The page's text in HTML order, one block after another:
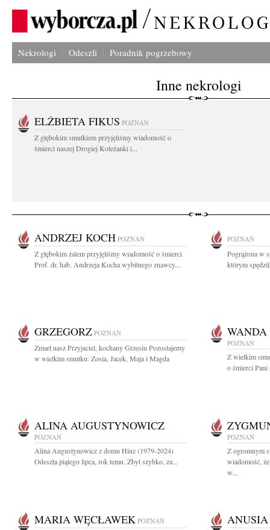
Nekrologi Odeszli Poradnik pogrzebowy
Inne nekrologi
ELŻBIETA FIKUS POZNAŃ
Z głębokim smutkiem przyjęliśmy wiadomość o
śmierci naszej Drogiej Koleżanki i...
ANDRZEJ KOCH POZNAŃ
Z głębokim żalem przyjęliśmy wiadomość o śmierci
Prof. dr. hab. Andrzeja Kocha wybitnego znawcy...
POZNAŃ
Pogrążona w
którym
GRZEGORZ POZNAŃ
Zmarł nasz Przyjaciel, kochany Grzesiu Pozostajemy
w wielkim smutku: Zosia, Jacek, Maja i Magda
POZNAŃ
Z wielkim
o śmierci
ALINA AUGUSTYNOWICZ
POZNAŃ
Alina Augustynowicz z domu Hinz (1979-2024)
Odeszła piątego lipca, rok temu. Zbyt szybko, za...
POZNAŃ
Z ogromnym
wiadomość,
w...
MARIA WĘCŁAWEK POZNAŃ ANUSIA